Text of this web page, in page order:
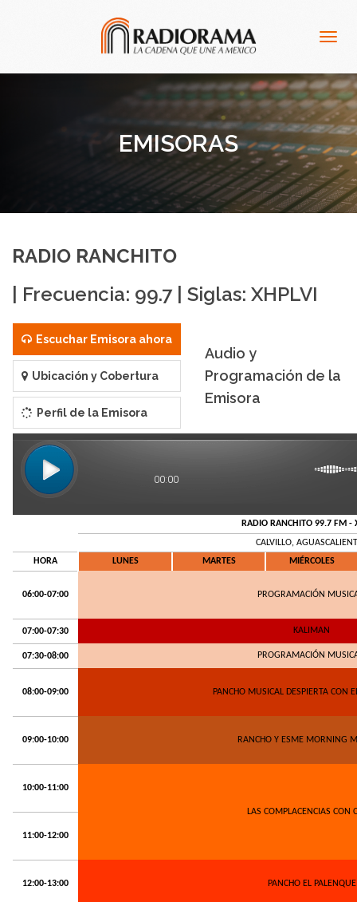
EMISORAS
RADIO RANCHITO
| Frecuencia: 99.7 | Siglas: XHPLVI
Escuchar Emisora ahora
Ubicación y Cobertura
Perfil de la Emisora
Audio y
Programación de la
Emisora